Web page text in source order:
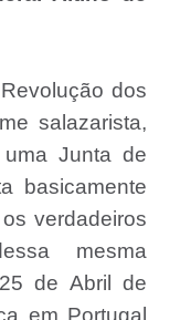
dos
salazarista,
Junta de
basicamente
verdadeiros
mesma
de Abril de
em Portugal